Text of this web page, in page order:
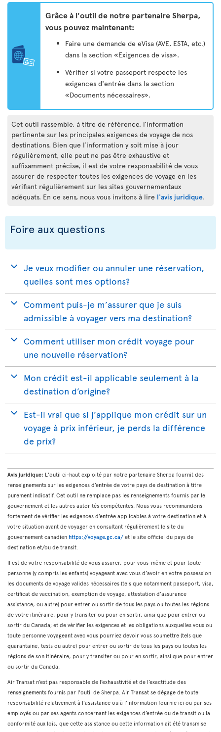
Grâce à l'outil de notre partenaire Sherpa,
vous pouvez maintenant:
Faire une demande de eVisa (AVE, ESTA, etc.)
dans la section «Exigences de visa».
Vérifier si votre passeport respecte les
exigences d'entrée dans la section
«Documents nécessaires».
Cet outil rassemble, à titre de référence, l’information
pertinente sur les principales exigences de voyage de nos
destinations. Bien que l’information y soit mise à jour
régulièrement, elle peut ne pas être exhaustive et
suffisamment précise, il est de votre responsabilité de vous
assurer de respecter toutes les exigences de voyage en les
vérifiant régulièrement sur les sites gouvernementaux
adéquats. En ce sens, nous vous invitons à lire l'avis juridique.
Foire aux questions
Je veux modifier ou annuler une réservation,
quelles sont mes options?
Comment puis-je m’assurer que je suis
admissible à voyager vers ma destination?
Comment utiliser mon crédit voyage pour
une nouvelle réservation?
Mon crédit est-il applicable seulement à la
destination d’origine?
Est-il vrai que si j’applique mon crédit sur un
voyage à prix inférieur, je perds la différence
de prix?
Avis juridique: L'outil ci-haut exploité par notre partenaire Sherpa fournit des
renseignements sur les exigences d’entrée de votre pays de destination à titre
purement indicatif. Cet outil ne remplace pas les renseignements fournis par le
gouvernement et les autres autorités compétentes. Nous vous recommandons
fortement de vérifier les exigences d’entrée applicables à votre destination et à
votre situation avant de voyager en consultant régulièrement le site du
gouvernement canadien https://voyage.gc.ca/ et le site officiel du pays de
destination et/ou de transit.
Il est de votre responsabilité de vous assurer, pour vous-même et pour toute
personne (y compris les enfants) voyageant avec vous d’avoir en votre possession
les documents de voyage valides nécessaires (tels que notamment passeport, visa,
certificat de vaccination, exemption de voyage, attestation d’assurance
assistance, ou autre) pour entrer ou sortir de tous les pays ou toutes les régions
de votre itinéraire, pour y transiter ou pour en sortir, ainsi que pour entrer ou
sortir du Canada; et de vérifier les exigences et les obligations auxquelles vous ou
toute personne voyageant avec vous pourriez devoir vous soumettre (tels que
quarantaine, tests ou autre) pour entrer ou sortir de tous les pays ou toutes les
régions de son itinéraire, pour y transiter ou pour en sortir, ainsi que pour entrer
ou sortir du Canada.
Air Transat n’est pas responsable de l’exhaustivité et de l’exactitude des
renseignements fournis par l'outil de Sherpa. Air Transat se dégage de toute
responsabilité relativement à l’assistance ou à l’information fournie ici ou par ses
employés ou par ses agents concernant les exigences d’entrée ou de transit ou la
conformité aux lois, que cette assistance ou cette information ait été transmise